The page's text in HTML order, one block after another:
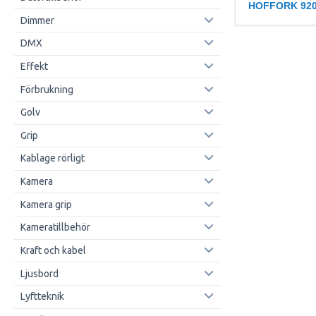
Dimmer
DMX
Effekt
Förbrukning
Golv
Grip
Kablage rörligt
Kamera
Kamera grip
Kameratillbehör
Kraft och kabel
Ljusbord
Lyftteknik
HOFFORK